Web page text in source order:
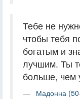
Тебе не
чтобы тебя
богатым и
лучшим. Ты
больше, чем
Мадонна